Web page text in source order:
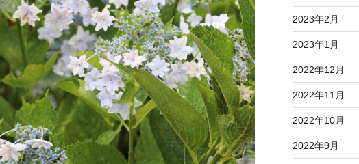
2023年2月
2023年1月
2022年12月
2022年11月
2022年10月
2022年9月